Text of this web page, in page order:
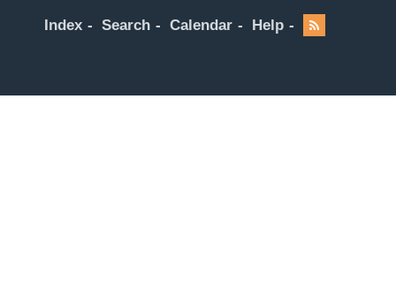
Index Search Calendar Help